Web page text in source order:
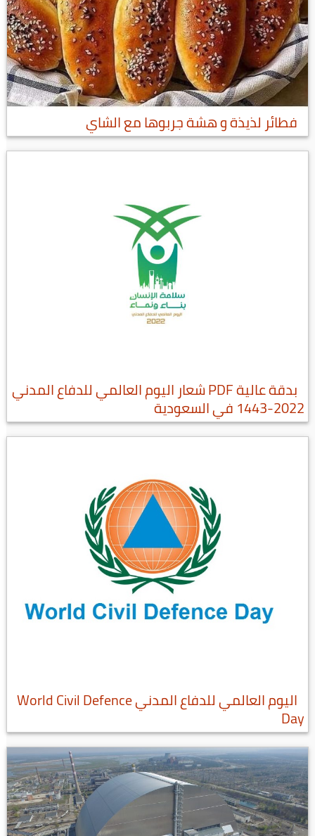
فطائر لذيذة و هشة جربوها مع الشاي
بدقة عالية PDF شعار اليوم العالمي للدفاع المدني
2022-1443 في السعودية
اليوم العالمي للدفاع المدني World Civil Defence
Day